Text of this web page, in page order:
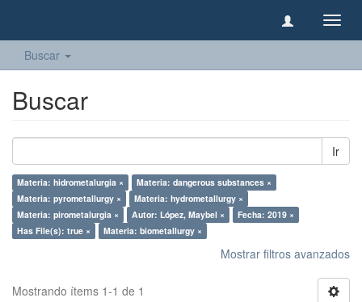
Buscar
Buscar
Ir
Materia: hidrometalurgia ×
Materia: dangerous substances ×
Materia: pyrometallurgy ×
Materia: hydrometallurgy ×
Materia: pirometalurgia ×
Autor: López, Maybel ×
Fecha: 2019 ×
Has File(s): true ×
Materia: biometallurgy ×
Mostrar filtros avanzados
Mostrando ítems 1-1 de 1